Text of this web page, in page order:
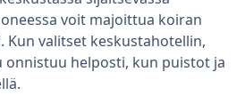
voit majoittua koiran
Kun valitset keskustahotellin,
onnistuu helposti, kun puistot ja